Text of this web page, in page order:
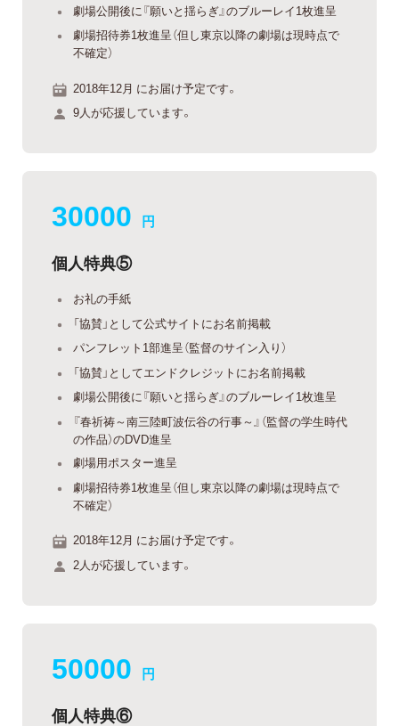
劇場公開後に『願いと揺らぎ』のブルーレイ1枚進呈
劇場招待券1枚進呈（但し東京以降の劇場は現時点で
不確定）
2018年12月 にお届け予定です。
9人が応援しています。
30000 円
個人特典⑤
お礼の手紙
「協賛」として公式サイトにお名前掲載
パンフレット1部進呈（監督のサイン入り）
「協賛」としてエンドクレジットにお名前掲載
劇場公開後に『願いと揺らぎ』のブルーレイ1枚進呈
『春祈祷～南三陸町波伝谷の行事～』（監督の学生時代
の作品）のDVD進呈
劇場用ポスター進呈
劇場招待券1枚進呈（但し東京以降の劇場は現時点で
不確定）
2018年12月 にお届け予定です。
2人が応援しています。
50000 円
個人特典⑥